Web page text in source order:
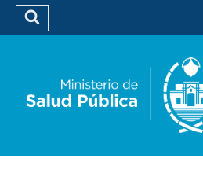
Biblioteca
Buscar